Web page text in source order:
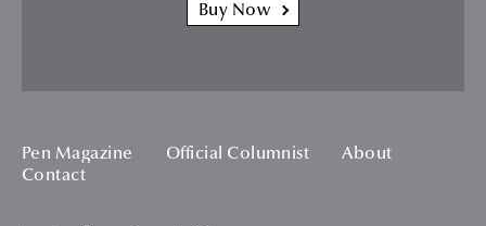
Buy Now
Pen Magazine Official Columnist
About
Contact